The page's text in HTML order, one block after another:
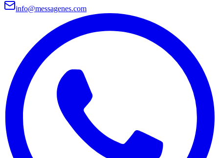
info@messagenes.com